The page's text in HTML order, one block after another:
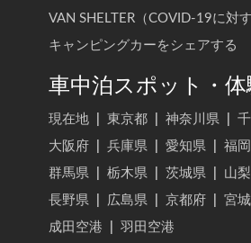
VAN SHELTER（COVID-19に対
キャンピングカーをシェアする
車中泊スポット・体
現在地 東京都 神奈川県
大阪府
兵庫県 愛知県 福
群馬県
栃木県 茨城県 山
長野県
広島県 京都府 宮
成田空港
羽田空港